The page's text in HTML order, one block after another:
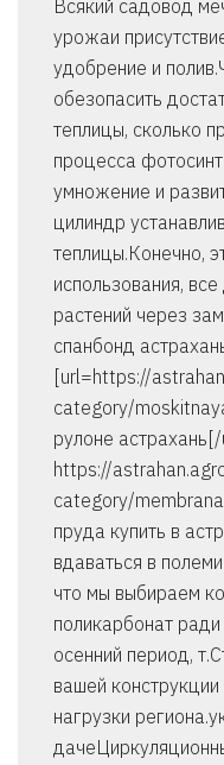
Всякий садовод
урожаи
удобрение и
обезопасить
теплицы, сколько
процесса
умножение и
цилиндр
теплицы.Конечно,
использования,
растений через
спанбонд
[url=https://
category/
рулоне
https://
category/
пруда купить в
вдаваться в
что мы выбираем
поликарбонат
осенний период,
вашей
нагрузки